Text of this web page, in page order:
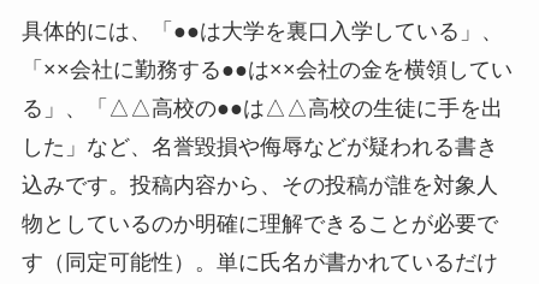
具体的には、「●●は大学を裏口入学している」、
「××会社に勤務する●●は××会社の金を横領してい
る」、「△△高校の●●は△△高校の生徒に手を出
した」など、名誉毀損や侮辱などが疑われる書き
込みです。投稿内容から、その投稿が誰を対象人
物としているのか明確に理解できることが必要で
す（同定可能性）。単に氏名が書かれているだけ